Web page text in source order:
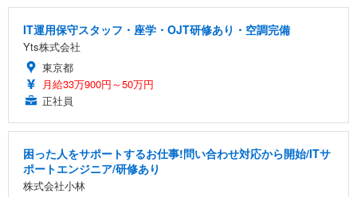
IT運用保守スタッフ・座学・OJT研修あり・空調完備
Yts株式会社
東京都
月給33万900円～50万円
正社員
困った人をサポートするお仕事!問い合わせ対応から開始/ITサ
ポートエンジニア/研修あり
株式会社小林